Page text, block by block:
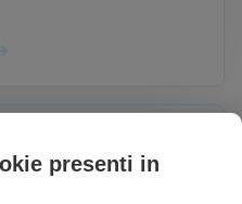
presenti in